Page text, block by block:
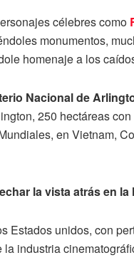
célebres como
monumentos,
homenaje a los
Nacional de
250 hectáreas
en Vietnam,
la vista atrás en
Estados unidos, con
industria